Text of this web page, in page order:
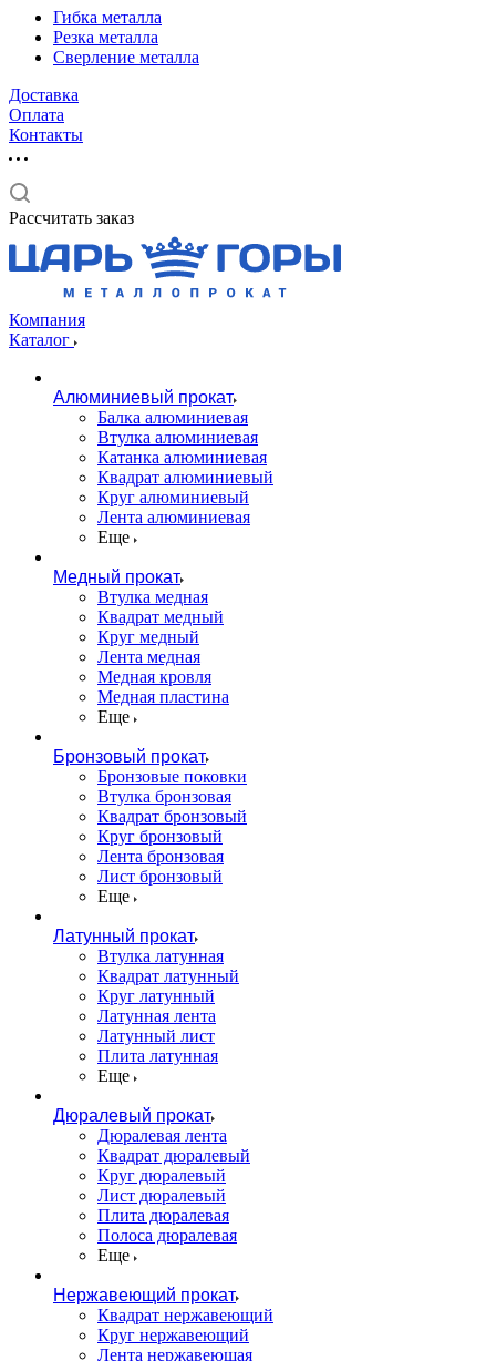
Гибка металла
Резка металла
Сверление металла
Доставка
Оплата
Контакты
Рассчитать заказ
Компания
Каталог
Алюминиевый прокат
Балка алюминиевая
Втулка алюминиевая
Катанка алюминиевая
Квадрат алюминиевый
Круг алюминиевый
Лента алюминиевая
Еще
Медный прокат
Втулка медная
Квадрат медный
Круг медный
Лента медная
Медная кровля
Медная пластина
Еще
Бронзовый прокат
Бронзовые поковки
Втулка бронзовая
Квадрат бронзовый
Круг бронзовый
Лента бронзовая
Лист бронзовый
Еще
Латунный прокат
Втулка латунная
Квадрат латунный
Круг латунный
Латунная лента
Латунный лист
Плита латунная
Еще
Дюралевый прокат
Дюралевая лента
Квадрат дюралевый
Круг дюралевый
Лист дюралевый
Плита дюралевая
Полоса дюралевая
Еще
Нержавеющий прокат
Квадрат нержавеющий
Круг нержавеющий
Лента нержавеющая